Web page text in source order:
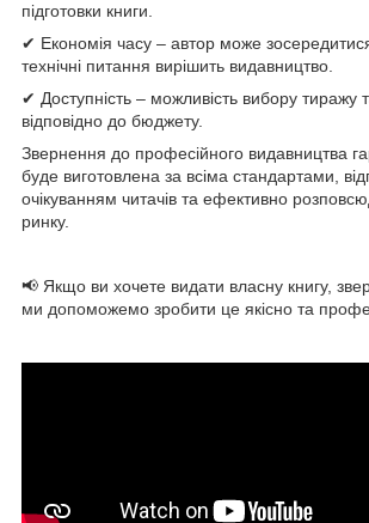
підготовки книги.
✔ Економія часу – автор може
технічні питання вирішить видавництво.
✔ Доступність – можливість вибору тиражу
відповідно до бюджету.
Звернення до професійного видавництва
буде виготовлена за всіма стандартами,
очікуванням читачів та ефективно
ринку.
📢 Якщо ви хочете видати власну книгу,
ми допоможемо зробити це якісно та